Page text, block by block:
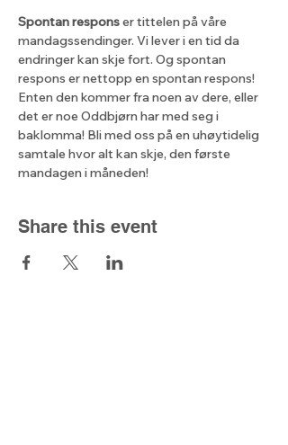
Spontan respons er tittelen på våre
mandagssendinger. Vi lever i en tid da
endringer kan skje fort. Og spontan
respons er nettopp en spontan respons!
Enten den kommer fra noen av dere, eller
det er noe Oddbjørn har med seg i
baklomma! Bli med oss på en uhøytidelig
samtale hvor alt kan skje, den første
mandagen i måneden!
Share this event